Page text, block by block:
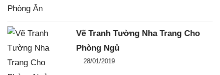
Vẽ Tranh Tường Nha Trang Cho
Phòng Ngủ
Đăng ngày
28/01/2019